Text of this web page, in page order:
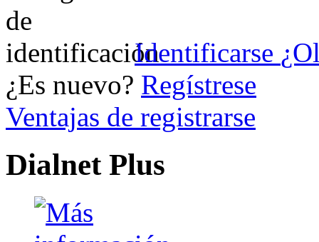
Identificarse
¿Es nuevo? Regístrese
Ventajas de registrarse
Dialnet Plus